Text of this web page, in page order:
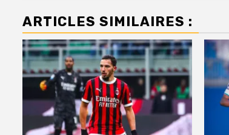
ARTICLES SIMILAIRES :